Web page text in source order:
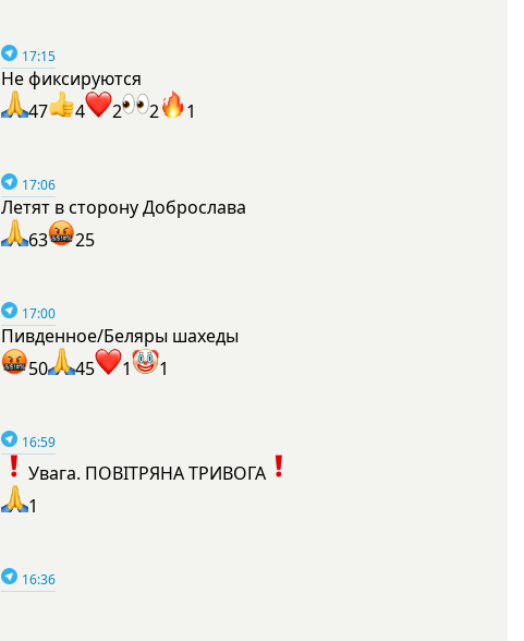
17:15
Не фиксируются
47
4 2 2 1
17:06
Летят в сторону Доброслава
63
25
17:00
Пивденное/Беляры шахеды
50
45 1 1
16:59
Увага. ПОВІТРЯНА ТРИВОГА
1
16:36